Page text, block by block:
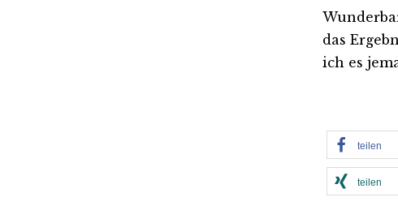
das
ich es
teilen
teilen